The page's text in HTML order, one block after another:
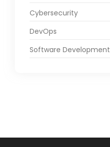
Cybersecurity
DevOps
Software Development